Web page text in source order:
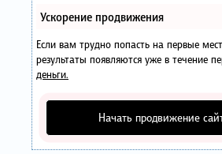
Ускорение продвижения
Если вам трудно попасть на первые
результаты появляются уже в течение
деньги.
Начать продвижение